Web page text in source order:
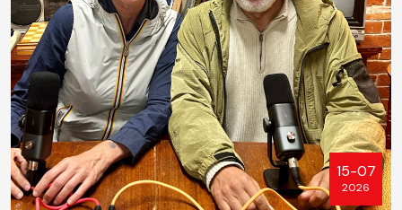
15-07
2026